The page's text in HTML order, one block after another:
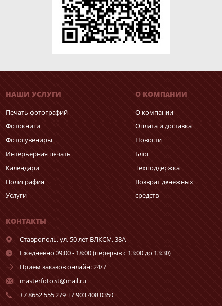
НАШИ УСЛУГИ
Печать фотографий
Фотокниги
Фотосувениры
Интерьерная печать
Календари
Полиграфия
Услуги
О КОМПАНИИ
О компании
Оплата и доставка
Новости
Блог
Техподдержка
Возврат денежных
средств
КОНТАКТЫ
Ставрополь,ул. 50 лет ВЛКСМ, 38А
Ежедневно 09:00 - 18:00 (перерыв с 13:00 до 13:30)
Прием заказов онлайн: 24/7
masterfoto.st@mail.ru
+7 8652 555 279 +7 903 408 0350